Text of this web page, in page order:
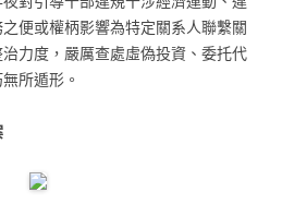
便或權柄影響為特定關系人聯繫關
力度，嚴厲查處虛偽投資、委托代
所遁形。